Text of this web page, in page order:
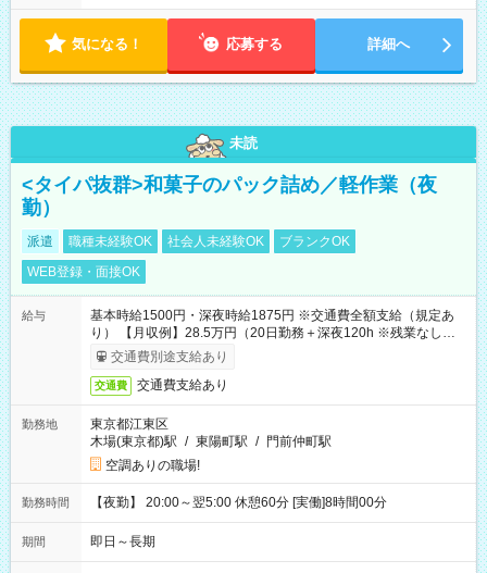
気になる！ 応募する 詳細へ
未読
<タイパ抜群>和菓子のパック詰め／軽作業（夜
勤）
派遣 職種未経験OK 社会人未経験OK
ブランクOK
WEB登録・面接OK
給与
基本時給1500円・深夜時給1875円 ※交通費全額支給（規定あ
り） 【月収例】28.5万円（20日勤務＋深夜120h ※残業なしの場
合）交通費別途支給あり
交通費 交通費支給あり
勤務地
東京都江東区
木場(東京都)駅 / 東陽町駅 / 門前仲町駅
空調ありの職場!
勤務時間 【夜勤】 20:00～翌5:00 休憩60分 [実働]8時間00分
期間 即日～長期